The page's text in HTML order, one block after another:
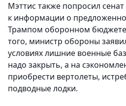
Мэттис также попросил
к информации о
Трампом оборонном
того, министр обороны
условиях лишние военные
надо закрыть, а на
приобрести вертолеты,
подводные лодки.